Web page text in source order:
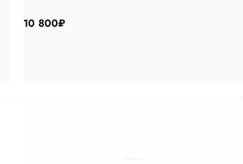
10 800₽